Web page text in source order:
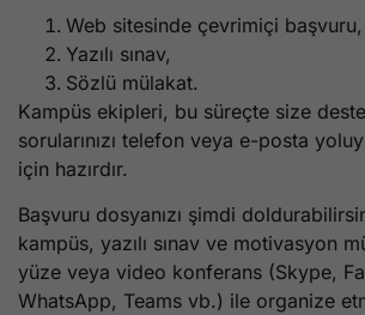
Web sitesinde çevrimiçi başvuru,
Yazılı sınav,
Sözlü mülakat.
Kampüs ekipleri, bu süreçte size
sorularınızı telefon veya e-posta
için hazırdır.
Başvuru dosyanızı şimdi
kampüs, yazılı sınav ve motivasyon
yüze veya video konferans (Skype,
WhatsApp, Teams vb.) ile organize